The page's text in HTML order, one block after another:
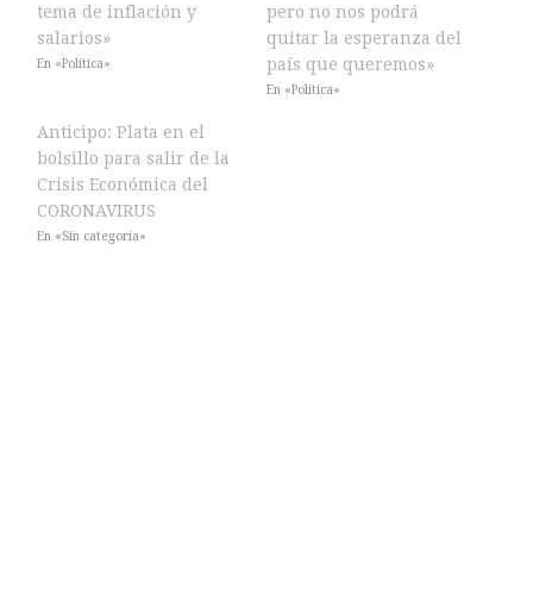
tema de inflación y
salarios»
En «Política»
pero no nos podrá
quitar la esperanza del
país que queremos»
En «Política»
Anticipo: Plata en el
bolsillo para salir de la
Crisis Económica del
CORONAVIRUS
En «Sin categoría»